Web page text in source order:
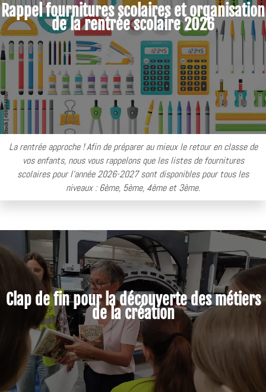
Rappel fournitures scolaires et organisation
de la rentrée scolaire 2026
La rentrée approche ! Afin de préparer au mieux le retour en classe de
vos enfants, nous vous rappelons que les listes de fournitures
scolaires pour l'année 2026-2027 sont disponibles pour tous les
niveaux : 6ème, 5ème, 4ème et 3ème.
Clap de fin pour la découverte des métiers
de la création